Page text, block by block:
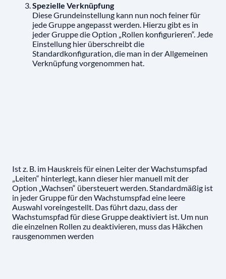
Spezielle Verknüpfung
Diese Grundeinstellung kann nun noch feiner für
jede Gruppe angepasst werden. Hierzu gibt es in
jeder Gruppe die Option „Rollen konfigurieren“. Jede
Einstellung hier überschreibt die
Standardkonfiguration, die man in der Allgemeinen
Verknüpfung vorgenommen hat.
Ist z. B. im Hauskreis für einen Leiter der Wachstumspfad
„Leiten“ hinterlegt, kann dieser hier manuell mit der
Option „Wachsen“ übersteuert werden. Standardmäßig ist
in jeder Gruppe für den Wachstumspfad eine leere
Auswahl voreingestellt. Das führt dazu, dass der
Wachstumspfad für diese Gruppe deaktiviert ist. Um nun
die einzelnen Rollen zu deaktivieren, muss das Häkchen
rausgenommen werden